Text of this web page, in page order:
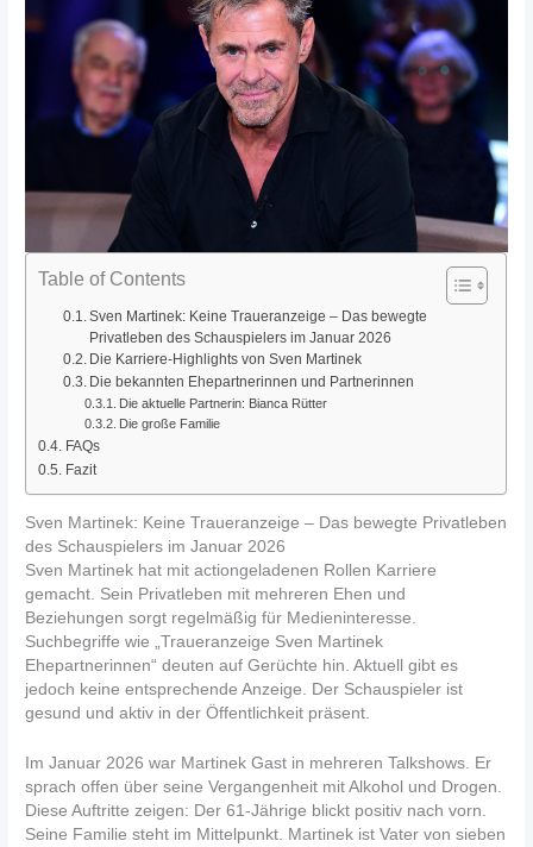
Table of Contents
Sven Martinek: Keine Traueranzeige – Das bewegte
Privatleben des Schauspielers im Januar 2026
Die Karriere-Highlights von Sven Martinek
Die bekannten Ehepartnerinnen und Partnerinnen
Die aktuelle Partnerin: Bianca Rütter
Die große Familie
FAQs
Fazit
Sven Martinek: Keine Traueranzeige – Das bewegte Privatleben
des Schauspielers im Januar 2026
Sven Martinek hat mit actiongeladenen Rollen Karriere
gemacht. Sein Privatleben mit mehreren Ehen und
Beziehungen sorgt regelmäßig für Medieninteresse.
Suchbegriffe wie „Traueranzeige Sven Martinek
Ehepartnerinnen“ deuten auf Gerüchte hin. Aktuell gibt es
jedoch keine entsprechende Anzeige. Der Schauspieler ist
gesund und aktiv in der Öffentlichkeit präsent.
Im Januar 2026 war Martinek Gast in mehreren Talkshows. Er
sprach offen über seine Vergangenheit mit Alkohol und Drogen.
Diese Auftritte zeigen: Der 61-Jährige blickt positiv nach vorn.
Seine Familie steht im Mittelpunkt. Martinek ist Vater von sieben